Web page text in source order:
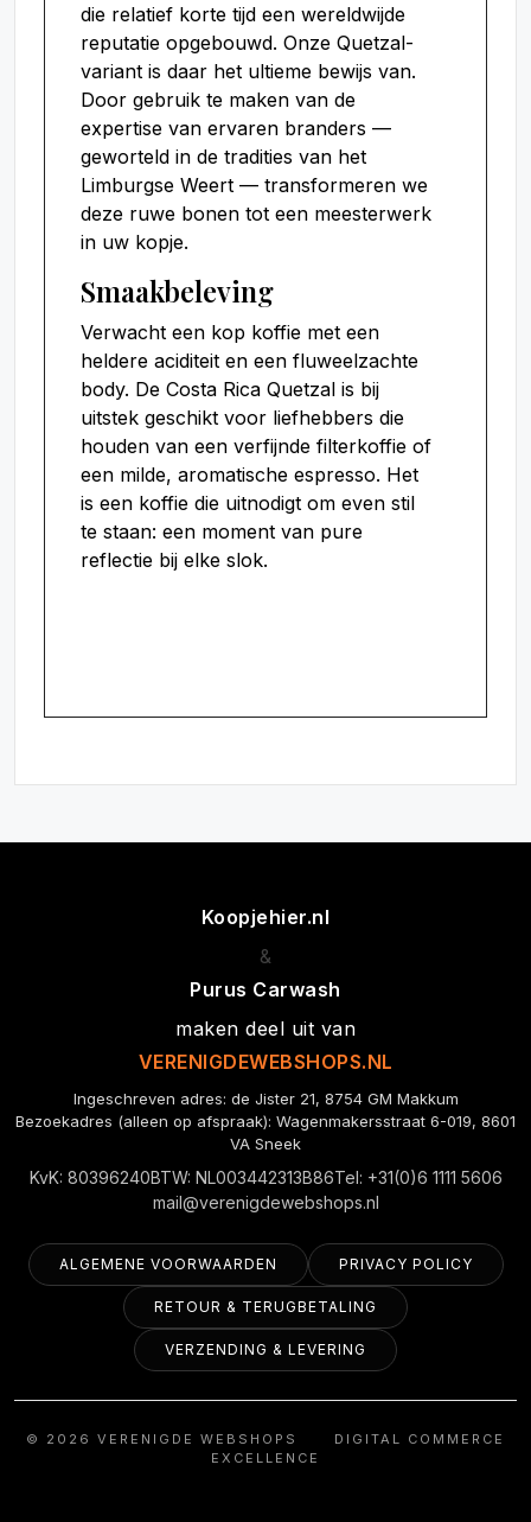
die relatief korte tijd een wereldwijde
reputatie opgebouwd. Onze Quetzal-
variant is daar het ultieme bewijs van.
Door gebruik te maken van de
expertise van ervaren branders —
geworteld in de tradities van het
Limburgse Weert — transformeren we
deze ruwe bonen tot een meesterwerk
in uw kopje.
Smaakbeleving
Verwacht een kop koffie met een
heldere aciditeit en een fluweelzachte
body. De Costa Rica Quetzal is bij
uitstek geschikt voor liefhebbers die
houden van een verfijnde filterkoffie of
een milde, aromatische espresso. Het
is een koffie die uitnodigt om even stil
te staan: een moment van pure
reflectie bij elke slok.
Koopjehier.nl
&
Purus Carwash
maken deel uit van
VERENIGDEWEBSHOPS.NL
Ingeschreven adres: de Jister 21, 8754 GM Makkum
Bezoekadres (alleen op afspraak): Wagenmakersstraat 6-019, 8601
VA Sneek
KvK: 80396240BTW: NL003442313B86Tel: +31(0)6 1111 5606
mail@verenigdewebshops.nl
ALGEMENE VOORWAARDEN PRIVACY POLICY
RETOUR & TERUGBETALING
VERZENDING & LEVERING
© 2026 VERENIGDE WEBSHOPS
DIGITAL COMMERCE
EXCELLENCE